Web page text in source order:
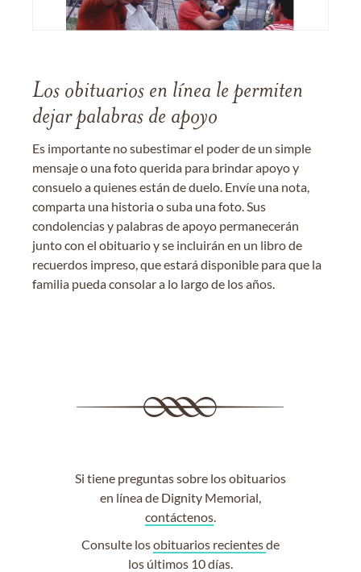
Los obituarios en línea le permiten
dejar palabras de apoyo
Es importante no subestimar el poder de un simple
mensaje o una foto querida para brindar apoyo y
consuelo a quienes están de duelo. Envíe una nota,
comparta una historia o suba una foto. Sus
condolencias y palabras de apoyo permanecerán
junto con el obituario y se incluirán en un libro de
recuerdos impreso, que estará disponible para que la
familia pueda consolar a lo largo de los años.
Si tiene preguntas sobre los obituarios
en línea de Dignity Memorial,
contáctenos.
Consulte losobituarios recientesde
los últimos 10 días.